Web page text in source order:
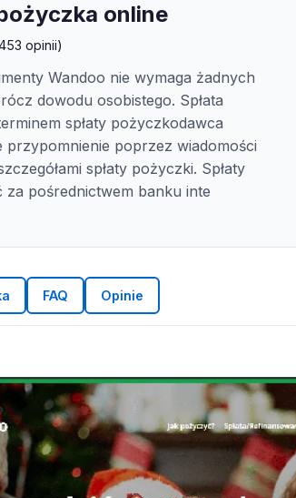
online
opinii)
Wandoo nie wymaga żadnych
dowodu osobistego. Spłata
spłaty pożyczkodawca
przypomnienie poprzez wiadomości
spłaty pożyczki. Spłaty
za pośrednictwem banku inte
FAQ Opinie